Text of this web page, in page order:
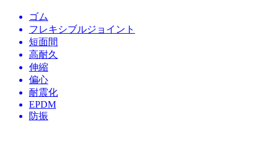
ゴム
フレキシブルジョイント
短面間
高耐久
伸縮
偏心
耐震化
EPDM
防振